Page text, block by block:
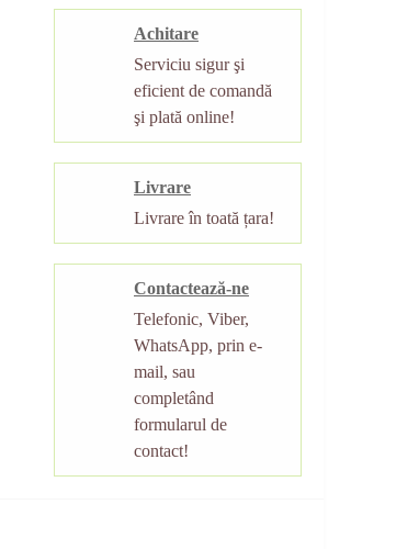
Achitare
Serviciu sigur şi
eficient de comandă
şi plată online!
Livrare
Livrare în toată țara!
Contactează-ne
Telefonic, Viber,
WhatsApp, prin e-
mail, sau
completând
formularul de
contact!